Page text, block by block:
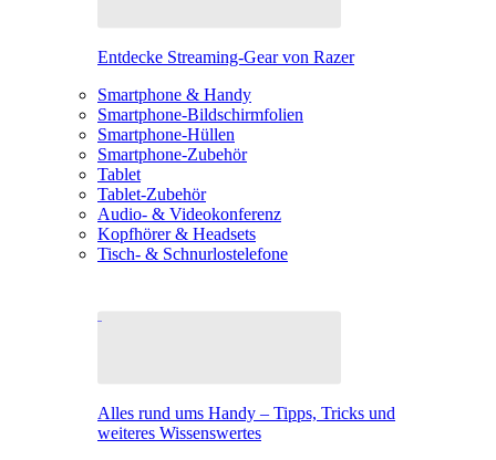
Entdecke Streaming-Gear von Razer
Smartphone & Handy
Smartphone-Bildschirmfolien
Smartphone-Hüllen
Smartphone-Zubehör
Tablet
Tablet-Zubehör
Audio- & Videokonferenz
Kopfhörer & Headsets
Tisch- & Schnurlostelefone
Alles rund ums Handy – Tipps, Tricks und
weiteres Wissenswertes